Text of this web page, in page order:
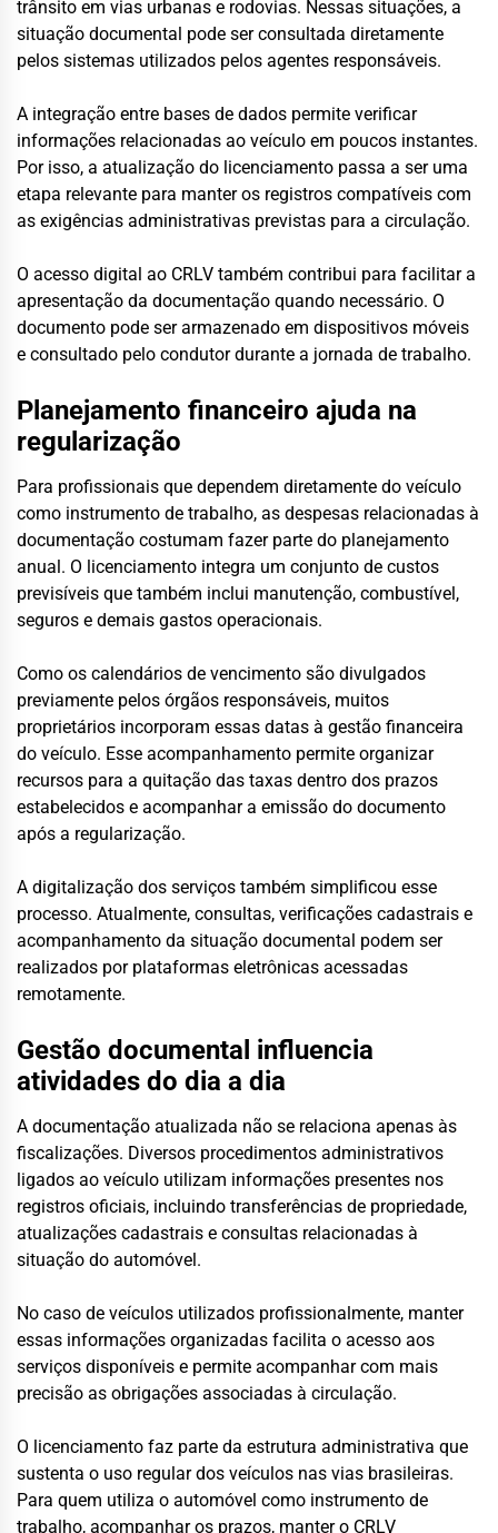
trânsito em vias urbanas e rodovias. Nessas situações, a
situação documental pode ser consultada diretamente
pelos sistemas utilizados pelos agentes responsáveis.
A integração entre bases de dados permite verificar
informações relacionadas ao veículo em poucos instantes.
Por isso, a atualização do licenciamento passa a ser uma
etapa relevante para manter os registros compatíveis com
as exigências administrativas previstas para a circulação.
O acesso digital ao CRLV também contribui para facilitar a
apresentação da documentação quando necessário. O
documento pode ser armazenado em dispositivos móveis
e consultado pelo condutor durante a jornada de trabalho.
Planejamento financeiro ajuda na
regularização
Para profissionais que dependem diretamente do veículo
como instrumento de trabalho, as despesas relacionadas à
documentação costumam fazer parte do planejamento
anual. O licenciamento integra um conjunto de custos
previsíveis que também inclui manutenção, combustível,
seguros e demais gastos operacionais.
Como os calendários de vencimento são divulgados
previamente pelos órgãos responsáveis, muitos
proprietários incorporam essas datas à gestão financeira
do veículo. Esse acompanhamento permite organizar
recursos para a quitação das taxas dentro dos prazos
estabelecidos e acompanhar a emissão do documento
após a regularização.
A digitalização dos serviços também simplificou esse
processo. Atualmente, consultas, verificações cadastrais e
acompanhamento da situação documental podem ser
realizados por plataformas eletrônicas acessadas
remotamente.
Gestão documental influencia
atividades do dia a dia
A documentação atualizada não se relaciona apenas às
fiscalizações. Diversos procedimentos administrativos
ligados ao veículo utilizam informações presentes nos
registros oficiais, incluindo transferências de propriedade,
atualizações cadastrais e consultas relacionadas à
situação do automóvel.
No caso de veículos utilizados profissionalmente, manter
essas informações organizadas facilita o acesso aos
serviços disponíveis e permite acompanhar com mais
precisão as obrigações associadas à circulação.
O licenciamento faz parte da estrutura administrativa que
sustenta o uso regular dos veículos nas vias brasileiras.
Para quem utiliza o automóvel como instrumento de
trabalho, acompanhar os prazos, manter o CRLV